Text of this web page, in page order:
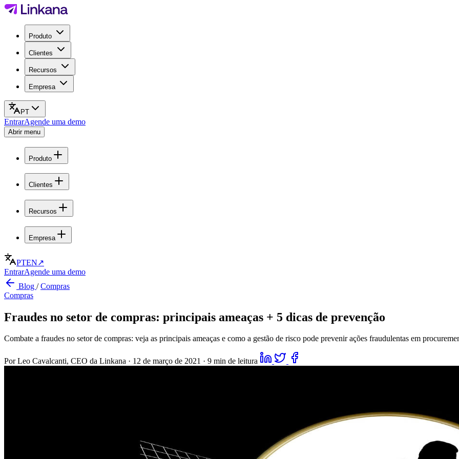
Produto
Clientes
Recursos
Empresa
PT
EntrarAgende uma demo
Abrir menu
Produto
Clientes
Recursos
Empresa
PTEN↗
EntrarAgende uma demo
Blog /Compras
Compras
Fraudes no setor de compras: principais ameaças + 5 dicas de prevenção
Combate a fraudes no setor de compras: veja as principais ameaças e como a gestão de risco pode prevenir ações fraudulentas em
Por Leo Cavalcanti, CEO da Linkana · 12 de março de 2021 · 9 min de leitura